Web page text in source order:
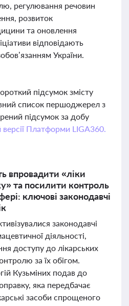
регулювання речовин
розвиток
та оновлення
відповідають
України.
підсумок змісту
список першоджерел з
підсумок за добу
версії Платформи LIGA360.
впровадити «ліки
та посилити контроль
ключові законодавчі
законодавчі
діяльності,
доступу до лікарських
за їх обігом.
Кузьміних подав до
яка передбачає
засоби спрощеного